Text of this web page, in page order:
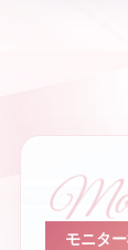
モニタ